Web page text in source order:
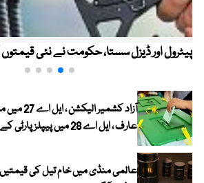
پیٹرول اور ڈیزل سستا، حکومت نے نئی قیمتوں
آزاد
عارف ، ایل اے 28 میں پیپلز پارٹی کے بازل نقوی کامیاب
عالمی منڈی میں خام تیل کی قیمتیں